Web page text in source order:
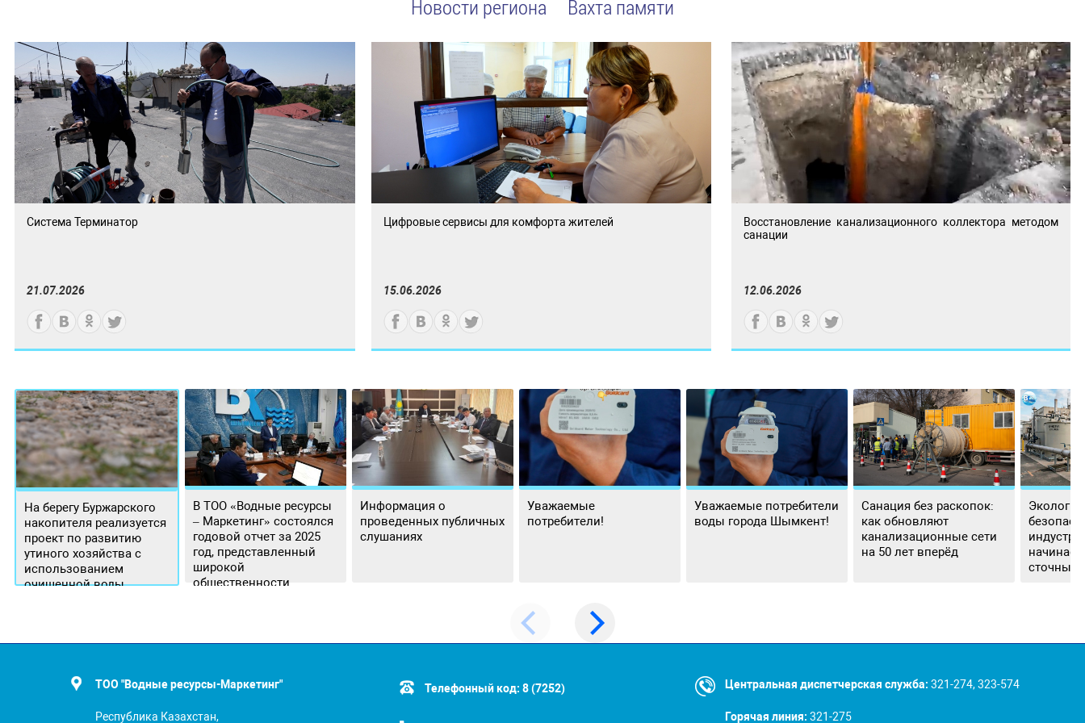
Новости региона Вахта памяти
Система Терминатор
21.07.2026
Цифровые сервисы для комфорта жителей
15.06.2026
Восстановление канализационного коллектора методом
санации
12.06.2026
На берегу Буржарского
накопителя реализуется
проект по развитию
утиного хозяйства с
использованием
очищенной воды
В ТОО «Водные ресурсы
– Маркетинг» состоялся
годовой отчет за 2025
год, представленный
широкой
общественности.
Информация о
проведенных публичных
слушаниях
Уважаемые
потребители!
Уважаемые потребители
воды города Шымкент!
Санация без раскопок:
как обновляют
канализационные сети
на 50 лет вперёд
сточных
ТОО "Водные ресурсы-Маркетинг"
Республика Казахстан,
Центральная диспетчерская служба: 321-274, 323-574
Горячая линия: 321-275
Телефонный код: 8 (7252)